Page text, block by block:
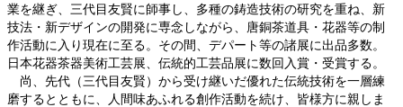
業を継ぎ、三代目友賢に師事し、多種の鋳造技術の研究を重ね、新
技法・新デザインの開発に専念しながら、唐銅茶道具・花器等の制
作活動に入り現在に至る。その間、デパート等の諸展に出品多数。
日本花器茶器美術工芸展、伝統的工芸品展に数回入賞・受賞する。
尚、先代（三代目友賢）から受け継いだ優れた伝統技術を一層練
磨するとともに、人間味あふれる創作活動を続け、皆様方に親しま